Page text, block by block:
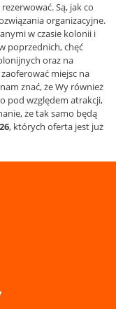
Są, jak co
organizacyjne.
w czasie kolonii i
poprzednich, chęć
oraz na
miejsc na
znać, że Wy również
pod względem atrakcji,
że tak samo będą
, których oferta jest już